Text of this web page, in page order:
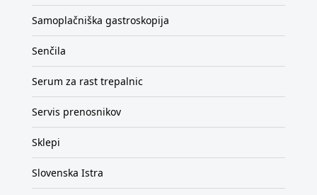
Samoplačniška gastroskopija
Senčila
Serum za rast trepalnic
Servis prenosnikov
Sklepi
Slovenska Istra